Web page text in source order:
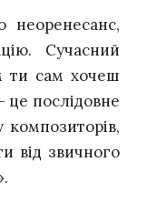
неоренесанс,
Сучасний
ти сам хочеш
це послідовне
від звичного